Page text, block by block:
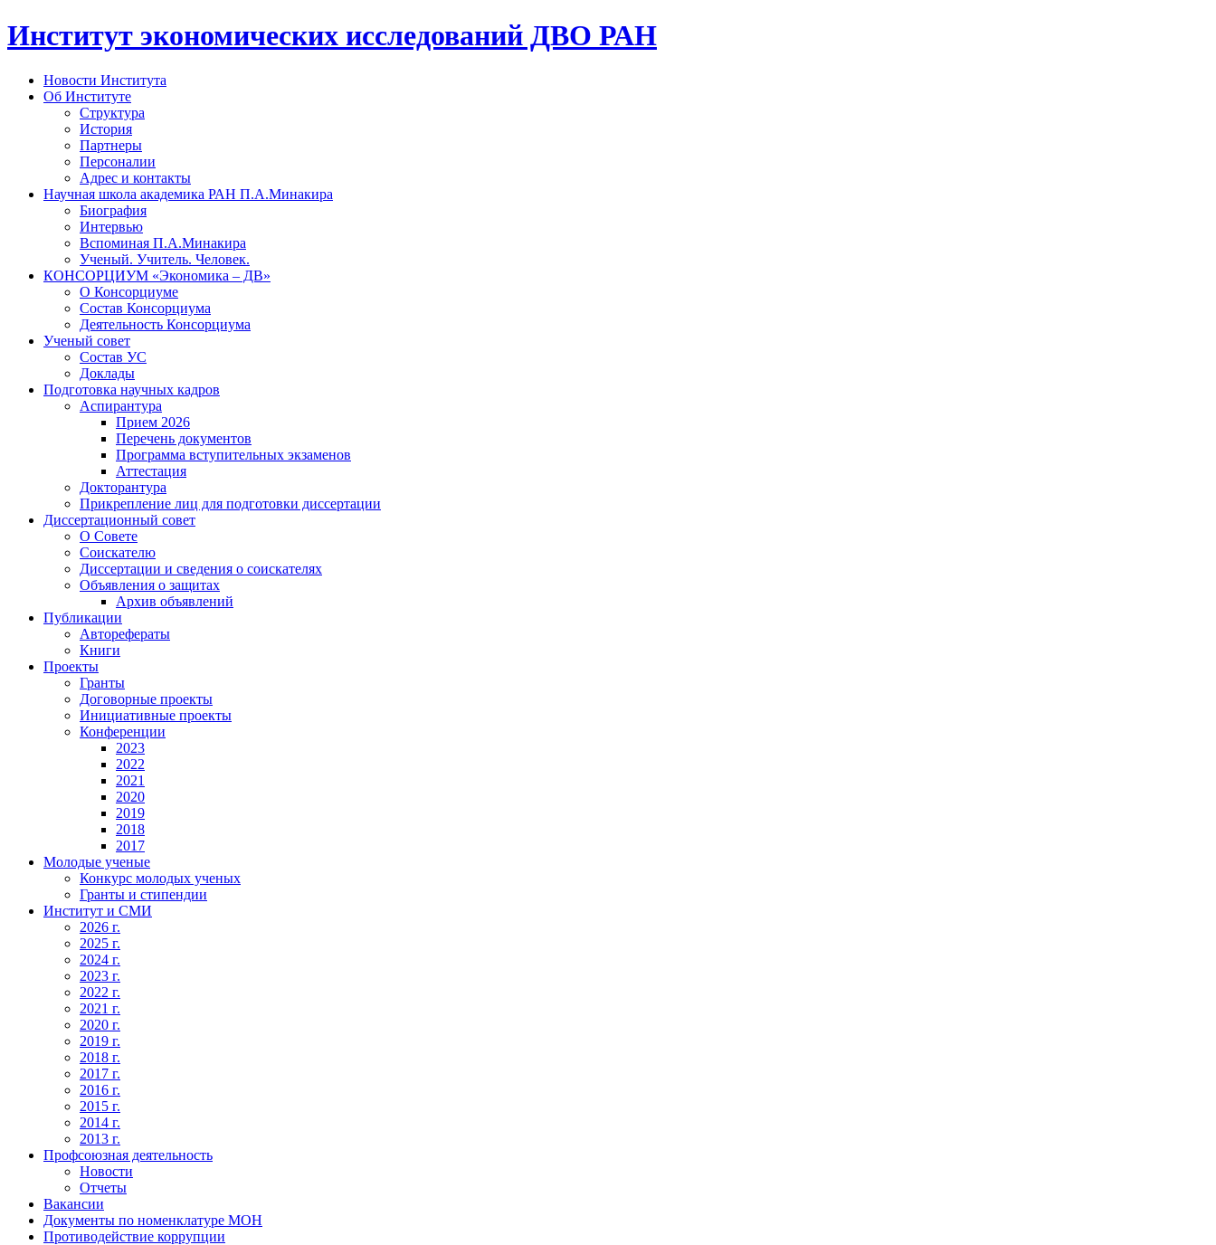
Институт экономических исследований ДВО РАН
Новости Института
Об Институте
Структура
История
Партнеры
Персоналии
Адрес и контакты
Научная школа академика РАН П.А.Минакира
Биография
Интервью
Вспоминая П.А.Минакира
Ученый. Учитель. Человек.
КОНСОРЦИУМ «Экономика – ДВ»
О Консорциуме
Состав Консорциума
Деятельность Консорциума
Ученый совет
Состав УС
Доклады
Подготовка научных кадров
Аспирантура
Прием 2026
Перечень документов
Программа вступительных экзаменов
Аттестация
Докторантура
Прикрепление лиц для подготовки диссертации
Диссертационный совет
О Совете
Соискателю
Диссертации и сведения о соискателях
Объявления о защитах
Архив объявлений
Публикации
Авторефераты
Книги
Проекты
Гранты
Договорные проекты
Инициативные проекты
Конференции
2023
2022
2021
2020
2019
2018
2017
Молодые ученые
Конкурс молодых ученых
Гранты и стипендии
Институт и СМИ
2026 г.
2025 г.
2024 г.
2023 г.
2022 г.
2021 г.
2020 г.
2019 г.
2018 г.
2017 г.
2016 г.
2015 г.
2014 г.
2013 г.
Профсоюзная деятельность
Новости
Отчеты
Вакансии
Документы по номенклатуре МОН
Противодействие коррупции